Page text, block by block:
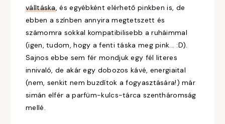
válltáska, és egyébként elérhető pinkben is, de
ebben a színben annyira megtetszett és
számomra sokkal kompatibilisebb a ruháimmal
(igen, tudom, hogy a fenti táska meg pink... :D).
Sajnos ebbe sem fér mondjuk egy fél literes
innivaló, de akár egy dobozos kávé, energiaital
(nem, senkit nem buzdítok a fogyasztására!) már
simán elfér a parfüm-kulcs-tárca szentháromság
mellé.